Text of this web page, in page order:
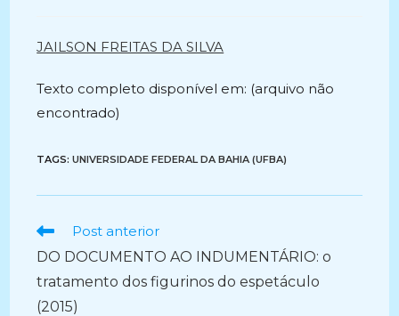
JAILSON FREITAS DA SILVA
Texto completo disponível em: (arquivo não
encontrado)
TAGS:UNIVERSIDADE FEDERAL DA BAHIA (UFBA)
Ler
artigos
Post anterior
DO DOCUMENTO AO INDUMENTÁRIO: o
tratamento dos figurinos do espetáculo
(2015)